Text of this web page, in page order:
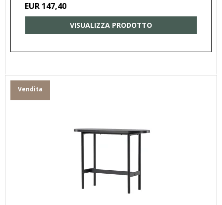
EUR 147,40
VISUALIZZA PRODOTTO
Vendita